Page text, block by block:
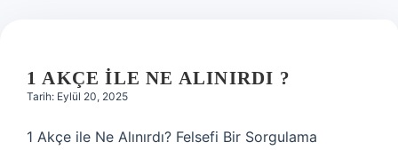
Hakkımızda
1 AKÇE ILE NE ALINIRDI ?
Tarih: Eylül 20, 2025
1 Akçe ile Ne Alınırdı? Felsefi Bir Sorgulama